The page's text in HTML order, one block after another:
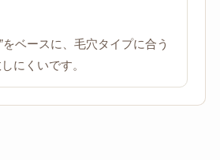
をベースに、毛穴タイプに合う
にくいです。